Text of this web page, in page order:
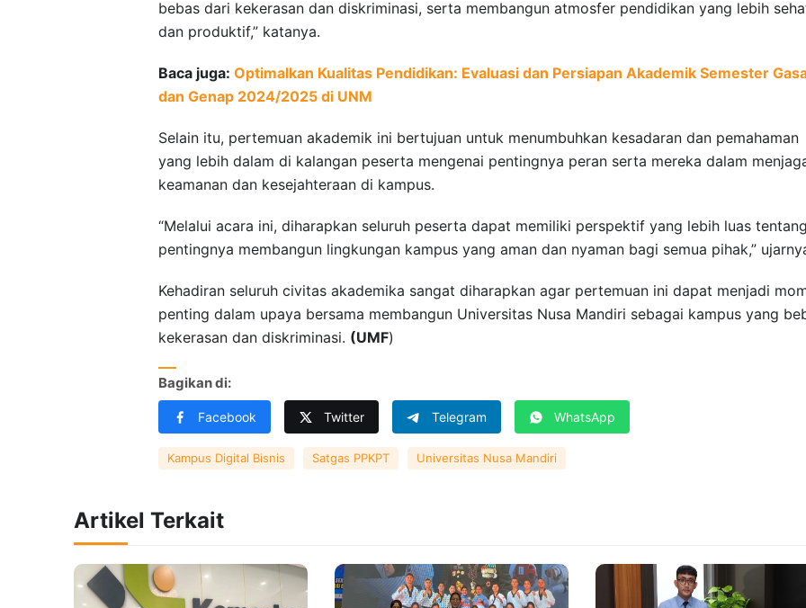
bebas dari kekerasan dan diskriminasi, serta membangun atmosfer pendidikan yang lebih
dan produktif,” katanya.
Baca juga: Optimalkan Kualitas Pendidikan: Evaluasi dan Persiapan Akademik Semester
dan Genap 2024/2025 di UNM
Selain itu, pertemuan akademik ini bertujuan untuk menumbuhkan kesadaran dan pemahaman
yang lebih dalam di kalangan peserta mengenai pentingnya peran serta mereka dalam
keamanan dan kesejahteraan di kampus.
“Melalui acara ini, diharapkan seluruh peserta dapat memiliki perspektif yang lebih luas tentang
pentingnya membangun lingkungan kampus yang aman dan nyaman bagi semua pihak,”
Kehadiran seluruh civitas akademika sangat diharapkan agar pertemuan ini dapat menjadi
penting dalam upaya bersama membangun Universitas Nusa Mandiri sebagai kampus yang
kekerasan dan diskriminasi. (UMF)
Bagikan di:
Facebook Twitter Telegram WhatsApp
Kampus Digital Bisnis Satgas PPKPT Universitas Nusa Mandiri
Artikel Terkait